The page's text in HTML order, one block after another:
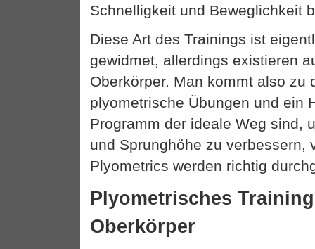
Schnelligkeit und Beweglichkeit
Diese Art des Trainings ist
gewidmet, allerdings existieren
Oberkörper. Man kommt also zu
plyometrische Übungen und ein
Programm der ideale Weg sind,
und Sprunghöhe zu verbessern,
Plyometrics werden richtig
Plyometrisches
Oberkörper